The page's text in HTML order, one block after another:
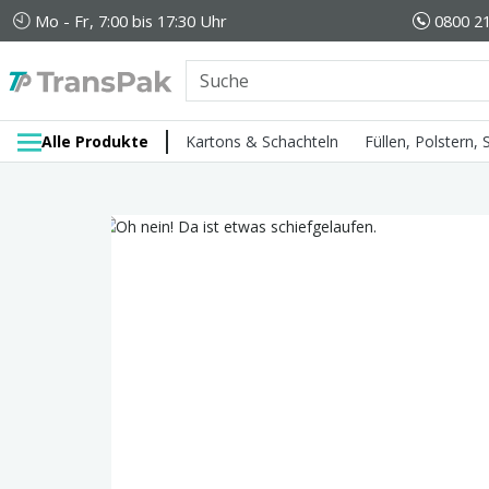
Mo - Fr, 7:00 bis 17:30 Uhr 0800
Alle Produkte Kartons & Schachteln Füllen, Polstern,